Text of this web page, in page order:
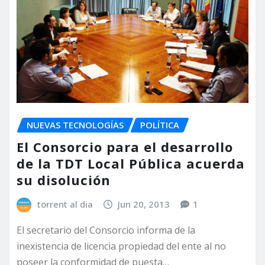
NUEVAS TECNOLOGÍAS POLÍTICA
El Consorcio para el desarrollo
de la TDT Local Pública acuerda
su disolución
torrent al dia Jun 20, 2013 1
El secretario del Consorcio informa de la
inexistencia de licencia propiedad del ente al no
poseer la conformidad de puesta…